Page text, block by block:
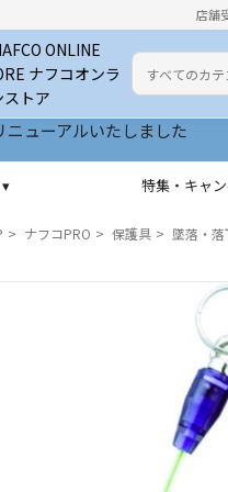
店舗
カテゴリ
検索キーワー
ューアルいたしました
特集・キャ
ナフコPRO 保護具 墜落・